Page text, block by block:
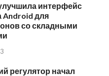
интерфейс
Android для
со складными
регулятор начал